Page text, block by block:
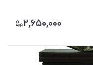
۲,۶۵۰,۰۰۰